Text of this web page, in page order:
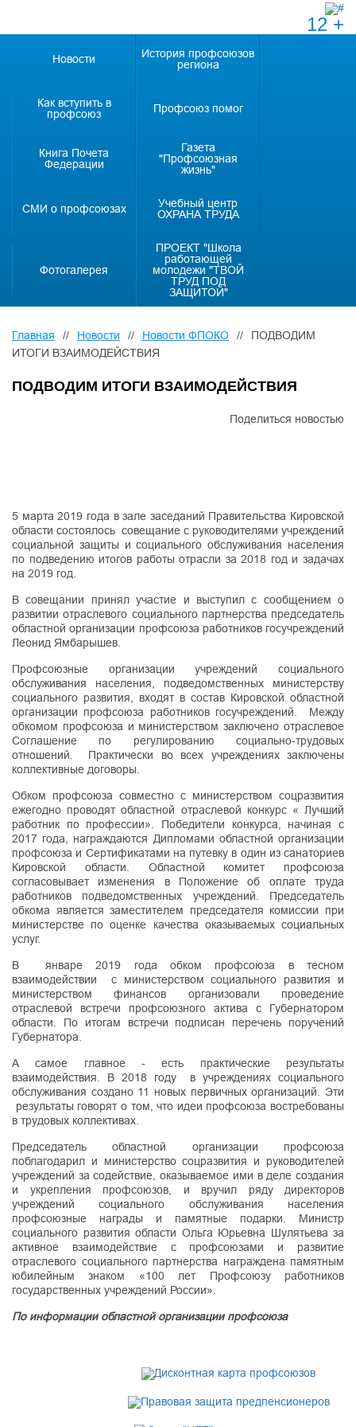
12 +
Новости
История профсоюзов
региона
Как вступить в
профсоюз
Профсоюз помог
Книга Почета
Федерации
Газета
"Профсоюзная
жизнь"
СМИ о профсоюзах
Учебный центр
ОХРАНА ТРУДА
Фотогалерея
ПРОЕКТ "Школа
работающей
молодежи "ТВОЙ
ТРУД ПОД
ЗАЩИТОЙ"
Главная // Новости // Новости ФПОКО //
ПОДВОДИМ
ИТОГИ ВЗАИМОДЕЙСТВИЯ
ПОДВОДИМ ИТОГИ ВЗАИМОДЕЙСТВИЯ
Поделиться новостью
5 марта 2019 года в зале заседаний Правительства Кировской
области состоялось совещание с руководителями учреждений
социальной защиты и социального обслуживания населения
по подведению итогов работы отрасли за 2018 год и задачах
на 2019 год.
В совещании принял участие и выступил с сообщением о
развитии отраслевого социального партнерства председатель
областной организации профсоюза работников госучреждений
Леонид Ямбарышев.
Профсоюзные организации учреждений социального
обслуживания населения, подведомственных министерству
социального развития, входят в состав Кировской областной
организации профсоюза работников госучреждений. Между
обкомом профсоюза и министерством заключено отраслевое
Соглашение по регулированию социально-трудовых
отношений. Практически во всех учреждениях заключены
коллективные договоры.
Обком профсоюза совместно с министерством соцразвития
ежегодно проводят областной отраслевой конкурс « Лучший
работник по профессии». Победители конкурса, начиная с
2017 года, награждаются Дипломами областной организации
профсоюза и Сертификатами на путевку в один из санаториев
Кировской области. Областной комитет профсоюза
согласовывает изменения в Положение об оплате труда
работников подведомственных учреждений. Председатель
обкома является заместителем председателя комиссии при
министерстве по оценке качества оказываемых социальных
услуг.
В январе 2019 года обком профсоюза в тесном
взаимодействии с министерством социального развития и
министерством финансов организовали проведение
отраслевой встречи профсоюзного актива с Губернатором
области. По итогам встречи подписан перечень поручений
Губернатора.
А самое главное - есть практические результаты
взаимодействия. В 2018 году в учреждениях социального
обслуживания создано 11 новых первичных организаций. Эти
результаты говорят о том, что идеи профсоюза востребованы
в трудовых коллективах.
Председатель областной организации профсоюза
поблагодарил и министерство соцразвития и руководителей
учреждений за содействие, оказываемое ими в деле создания
и укрепления профсоюзов, и вручил ряду директоров
учреждений социального обслуживания населения
профсоюзные награды и памятные подарки. Министр
социального развития области Ольга Юрьевна Шулятьева за
активное взаимодействие с профсоюзами и развитие
отраслевого социального партнерства награждена памятным
юбилейным знаком «100 лет Профсоюзу работников
государственных учреждений России».
По информации областной организации профсоюза